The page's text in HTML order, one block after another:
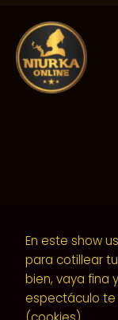
Aviso Legal
privacidad|
En este show
para cotillear
bien, vaya fina
espectáculo te